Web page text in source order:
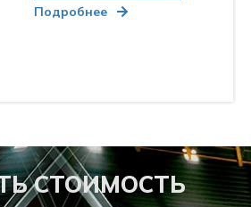
Подробнее
СТОИМОСТЬ